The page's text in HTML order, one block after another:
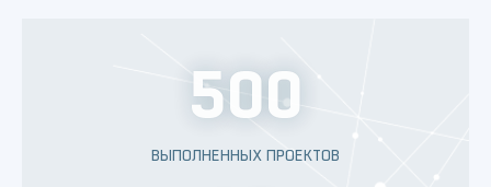
Наши показатели
500
ВЫПОЛНЕННЫХ ПРОЕКТОВ